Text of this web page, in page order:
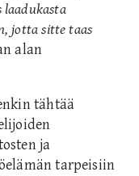
laadukasta
jotta sitte taas
alan
tähtää
ja
tarpeisiin